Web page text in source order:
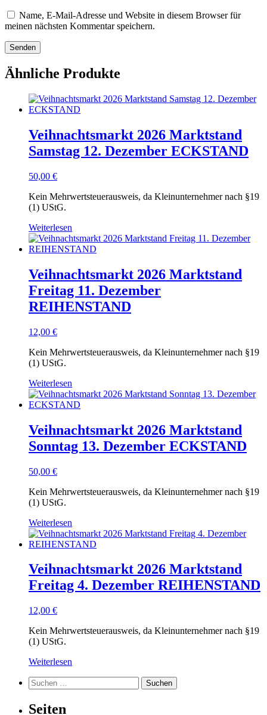
Name, E-Mail-Adresse und Website in diesem Browser für
meinen nächsten Kommentar speichern.
Ähnliche Produkte
Veihnachtsmarkt 2026 Marktstand
Samstag 12. Dezember ECKSTAND
50,00 €
Kein Mehrwertsteuerausweis, da Kleinunternehmer nach §19
(1) UStG.
Weiterlesen
Veihnachtsmarkt 2026 Marktstand
Freitag 11. Dezember
REIHENSTAND
12,00 €
Kein Mehrwertsteuerausweis, da Kleinunternehmer nach §19
(1) UStG.
Weiterlesen
Veihnachtsmarkt 2026 Marktstand
Sonntag 13. Dezember ECKSTAND
50,00 €
Kein Mehrwertsteuerausweis, da Kleinunternehmer nach §19
(1) UStG.
Weiterlesen
Veihnachtsmarkt 2026 Marktstand
Freitag 4. Dezember REIHENSTAND
12,00 €
Kein Mehrwertsteuerausweis, da Kleinunternehmer nach §19
(1) UStG.
Weiterlesen
Suchen
nach:
Seiten